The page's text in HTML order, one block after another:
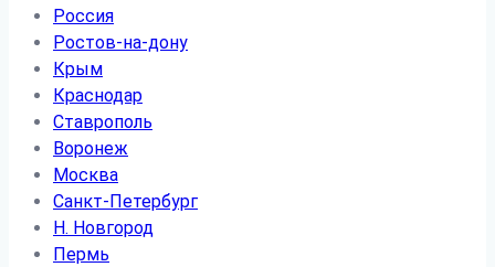
Россия
Ростов-на-дону
Крым
Краснодар
Ставрополь
Воронеж
Москва
Санкт-Петербург
Н. Новгород
Пермь